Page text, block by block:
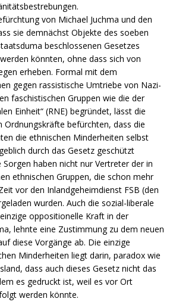
von Michael Juchma und den
sie demnächst Objekte des soeben
beschlossenen Gesetzes
könnten, ohne dass sich von
erheben. Formal mit dem
gegen rassistische Umtriebe von Nazi-
faschistischen Gruppen wie die der
Einheit“ (RNE) begründet, lässt die
Ordnungskräfte befürchten, dass die
die ethnischen Minderheiten selbst
durch das Gesetz geschützt
haben nicht nur Vertreter der in
ethnischen Gruppen, die schon mehr
vor den Inlandgeheimdienst FSB (den
wurden. Auch die sozial-liberale
oppositionelle Kraft in der
lehnte eine Zustimmung zu dem neuen
diese Vorgänge ab. Die einzige
Minderheiten liegt darin, paradox wie
dass auch dieses Gesetz nicht das
es gedruckt ist, weil es vor Ort
werden könnte.